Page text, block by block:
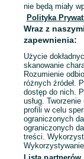
Mapa miejscowości
Mapa ministron
Popularne
nie będą miały
Polityka
Wraz z
zapewnienia:
Użycie
skanowanie
Rozumienie
różnych źródeł.
dostęp do nich.
usług.
profili w celu
ograniczonych
ograniczonych
treści.